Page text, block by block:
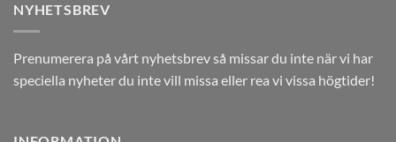
NYHETSBREV
Prenumerera på vårt nyhetsbrev så missar du inte när vi har
speciella nyheter du inte vill missa eller rea vi vissa högtider!